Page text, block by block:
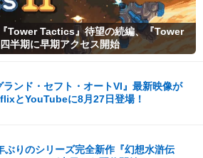
Tower Tactics』待望の続編、『Tower
半期に早期アクセス開始
ランド・セフト・オートVI』最新映像が
とYouTubeに8月27日登場！
ぶりのシリーズ完全新作『幻想水滸伝